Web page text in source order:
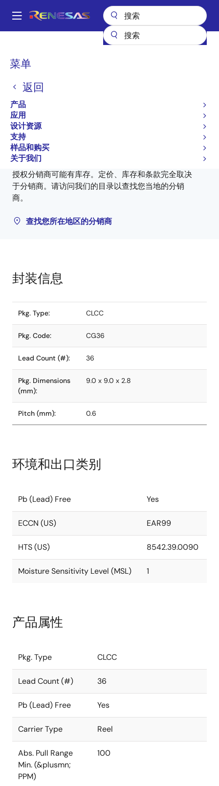
到
Main
菜单
返回
产品
应用
设计资源
支持
样品和购买
关于我们
面
屑
M902 M902-01-187.5000T
M902-01-187.5000T
过时
VCSO Based GbE Clock Generator
向分销商购买
授权分销商可能有库存。定价、库存和条款完全取决
于分销商。请访问我们的目录以查找您当地的分销
商。
查找您所在地区的分销商
封装信息
Pkg. Type: CLCC
Pkg. Code: CG36
Lead Count (#): 36
Pkg. Dimensions
(mm):
9.0 x 9.0 x 2.8
Pitch (mm): 0.6
环境和出口类别
Pb (Lead) Free Yes
ECCN (US) EAR99
HTS (US) 8542.39.0090
Moisture Sensitivity Level (MSL) 1
产品属性
Pkg. Type CLCC
Lead Count (#) 36
Pb (Lead) Free Yes
Carrier Type Reel
Abs. Pull Range
Min. (&plusmn;
PPM)
100